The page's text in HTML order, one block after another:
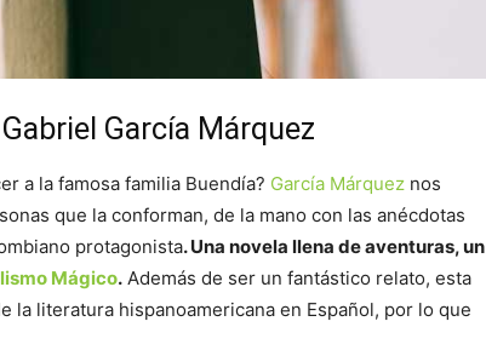
García Márquez
a la famosa familia Buendía? García Márquez nos
que la conforman, de la mano con las anécdotas
protagonista. Una novela llena de aventuras, un
Mágico. Además de ser un fantástico relato, esta
la literatura hispanoamericana en Español, por lo que